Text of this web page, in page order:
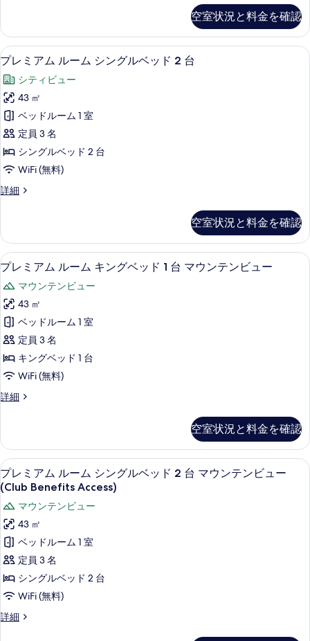
ビ
ュ
ー
の
す
べ
て
の
写
真
表
示
す
る
テ
ン
ビ
ュ
ー
の
詳
細
グ
ル
ベ
ッ
ド
2
台
の
す
べ
写
真
を
表
示
す
る
ク
ル
ー
シ
ン
グ
ル
ベ
ッ
ド
2
の
空室状況と料金を確認
プ
レ
ミ
ア
ム
ル
ー
ム
シ
グ
ル
ベ
ッ
ド
2
台
の
す
べ
写
真
を
表
示
す
る
4
プレミアム ルーム シングルベッド 2 台
シティビュー
43 ㎡
ベッドルーム 1 室
定員 3 名
シングルベッド 2 台
WiFi (無料)
詳細
プ
ム
ル
ー
シ
ン
グ
ル
ベ
ッ
ド
2
の
空室状況と料金を確認
プ
レ
ミ
ア
ム
ル
ー
ム
キ
グ
ベ
ッ
ド
1
台
マ
ウ
ン
テ
ン
5
プレミアム ルーム キングベッド 1 台 マウンテンビュー
マウンテンビュー
43 ㎡
ベッドルーム 1 室
定員 3 名
キングベッド 1 台
WiFi (無料)
詳細
プ
ム
ル
ー
ム
キ
ン
グ
ベ
ッ
ド
台
マ
ン
空室状況と料金を確認
プ
レ
ミ
ア
ム
ル
ー
ム
シ
7
プレミアム ルーム シングルベッド 2 台 マウンテンビュー
(Club Benefits Access)
マウンテンビュー
43 ㎡
ベッドルーム 1 室
定員 3 名
シングルベッド 2 台
WiFi (無料)
詳細
プ